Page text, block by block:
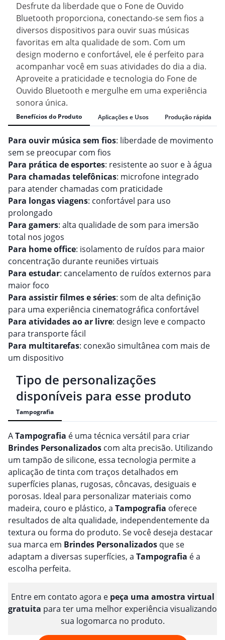
Desfrute da liberdade que o Fone de Ouvido
Bluetooth proporciona, conectando-se sem fios a
diversos dispositivos para ouvir suas músicas
favoritas em alta qualidade de som. Com um
design moderno e confortável, ele é perfeito para
acompanhar você em suas atividades do dia a dia.
Aproveite a praticidade e tecnologia do Fone de
Ouvido Bluetooth e mergulhe em uma experiência
sonora única.
Benefícios do Produto Aplicações e Usos Produção rápida
Para ouvir música sem fios: liberdade de movimento
sem se preocupar com fios
Para prática de esportes: resistente ao suor e à água
Para chamadas telefônicas: microfone integrado
para atender chamadas com praticidade
Para longas viagens: confortável para uso
prolongado
Para gamers: alta qualidade de som para imersão
total nos jogos
Para home office: isolamento de ruídos para maior
concentração durante reuniões virtuais
Para estudar: cancelamento de ruídos externos para
maior foco
Para assistir filmes e séries: som de alta definição
para uma experiência cinematográfica confortável
Para atividades ao ar livre: design leve e compacto
para transporte fácil
Para multitarefas: conexão simultânea com mais de
um dispositivo
Tipo de personalizações
disponíveis para esse produto
Tampografia
ATampografia é uma técnica versátil para criar
Brindes Personalizados com alta precisão. Utilizando
um tampão de silicone, essa tecnologia permite a
aplicação de tinta com traços detalhados em
superfícies planas, rugosas, côncavas, desiguais e
porosas. Ideal para personalizar materiais como
madeira, couro e plástico, a Tampografia oferece
resultados de alta qualidade, independentemente da
textura ou forma do produto. Se você deseja destacar
sua marca em Brindes Personalizados que se
adaptam a diversas superfícies, a Tampografia é a
escolha perfeita.
Entre em contato agora e peça uma amostra virtual
gratuita para ter uma melhor experiência visualizando
sua logomarca no produto.